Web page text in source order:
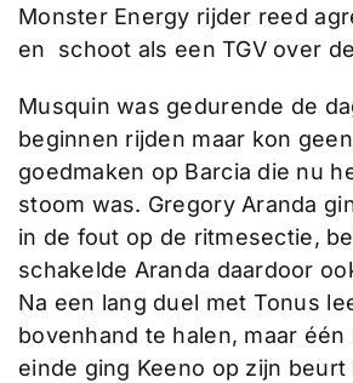
Monster Energy rijder reed
en schoot als een TGV over
Musquin was gedurende de
beginnen rijden maar kon
goedmaken op Barcia die nu
stoom was. Gregory Aranda
in de fout op de ritmesectie,
schakelde Aranda daardoor
Na een lang duel met Tonus
bovenhand te halen, maar
einde ging Keeno op zijn beurt